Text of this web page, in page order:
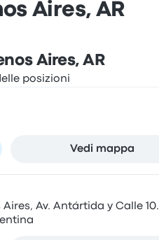
Aires, AR
Aires, AR
Vedi mappa
Av. Antártida y Calle 10.